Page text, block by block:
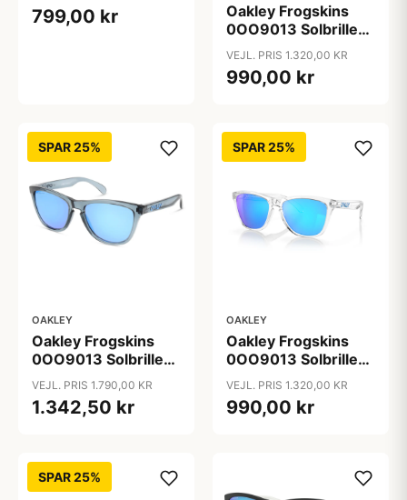
799,00 kr
Oakley Frogskins
0OO9013 Solbriller -
Sort
VEJL. PRIS 1.320,00 KR
990,00 kr
SPAR 25%
OAKLEY
Oakley Frogskins
0OO9013 Solbriller -
Transparent
Polariserede og
Spejlvendte Linser
VEJL. PRIS 1.790,00 KR
1.342,50 kr
SPAR 25%
OAKLEY
Oakley Frogskins
0OO9013 Solbriller -
Transparent
Spejlede Linser
VEJL. PRIS 1.320,00 KR
990,00 kr
SPAR 25%